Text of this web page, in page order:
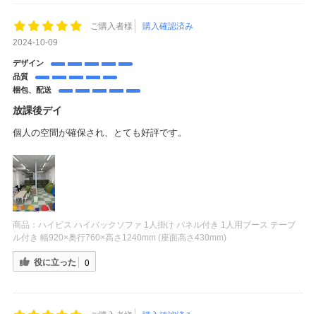
ご購入者様
購入確認済み
2024-10-09
デザイン
品質
梱包、配送
放課後デイ
個人の空間が確保され、とても好評です。
商品： ハイビス ハイバックソファ 1人掛け パネル付き 1人用ブース テーブ
ル付き 幅920×奥行760×高さ1240mm (座面高さ430mm)
役に立った 0